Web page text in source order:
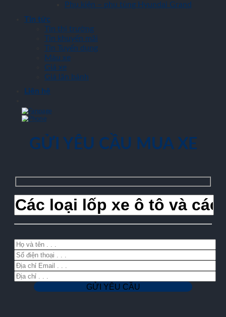
Phụ kiện – phụ tùng Hyundai Grand
Tin tức
Tin thị trường
Tin khuyến mãi
Tin Tuyển dụng
Màu xe
Giá xe
Giá lăn bánh
Liên hệ
GỬI YÊU CẦU MUA XE